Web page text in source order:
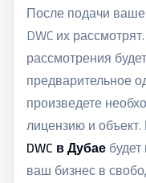
После подачи
DWC их
рассмотрения
предварительное
произведете
лицензию и
DWC в Дубае
ваш бизнес в